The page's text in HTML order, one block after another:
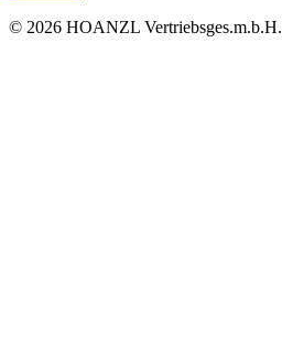
© 2026 HOANZL Vertriebsges.m.b.H.